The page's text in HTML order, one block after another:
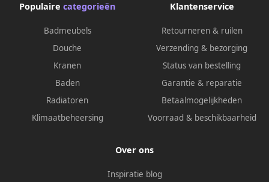
Populaire categorieën
Badmeubels
Douche
Kranen
Baden
Radiatoren
Klimaatbeheersing
Klantenservice
Retourneren & ruilen
Verzending & bezorging
Status van bestelling
Garantie & reparatie
Betaalmogelijkheden
Voorraad & beschikbaarheid
Over ons
Inspiratie blog